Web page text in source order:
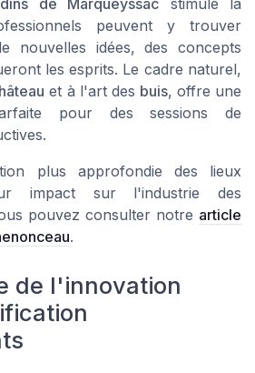
de Marqueyssac stimule la
peuvent y trouver
nouvelles idées, des concepts
les esprits. Le cadre naturel,
et à l'art des buis, offre une
pour des sessions de
plus approfondie des lieux
impact sur l'industrie des
pouvez consulter notre article
.
de l'innovation